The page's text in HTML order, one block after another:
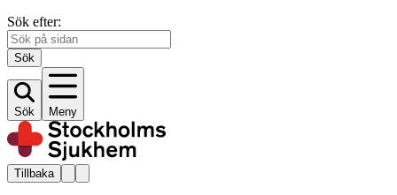
Sök efter:
Sök
Sök Meny
Tillbaka